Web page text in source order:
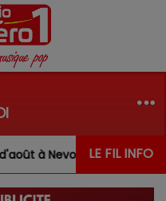
LE FIL INFO
à Nevoy Louis,